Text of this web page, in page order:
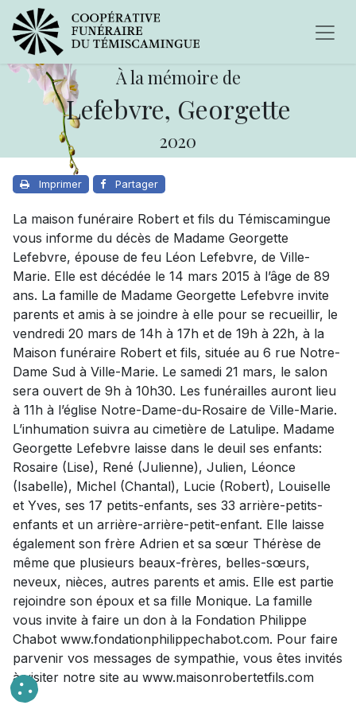
À la mémoire de
Lefebvre, Georgette
2020
Imprimer Partager
La maison funéraire Robert et fils du Témiscamingue
vous informe du décès de Madame Georgette
Lefebvre, épouse de feu Léon Lefebvre, de Ville-
Marie. Elle est décédée le 14 mars 2015 à l’âge de 89
ans. La famille de Madame Georgette Lefebvre invite
parents et amis à se joindre à elle pour se recueillir, le
vendredi 20 mars de 14h à 17h et de 19h à 22h, à la
Maison funéraire Robert et fils, située au 6 rue Notre-
Dame Sud à Ville-Marie. Le samedi 21 mars, le salon
sera ouvert de 9h à 10h30. Les funérailles auront lieu
à 11h à l’église Notre-Dame-du-Rosaire de Ville-Marie.
L’inhumation suivra au cimetière de Latulipe. Madame
Georgette Lefebvre laisse dans le deuil ses enfants:
Rosaire (Lise), René (Julienne), Julien, Léonce
(Isabelle), Michel (Chantal), Lucie (Robert), Louiselle
et Yves, ses 17 petits-enfants, ses 33 arrière-petits-
enfants et un arrière-arrière-petit-enfant. Elle laisse
également son frère Adrien et sa sœur Thérèse de
même que plusieurs beaux-frères, belles-sœurs,
neveux, nièces, autres parents et amis. Elle est partie
rejoindre son époux et sa fille Monique. La famille
vous invite à faire un don à la Fondation Philippe
Chabot www.fondationphilippechabot.com. Pour faire
parvenir vos messages de sympathie, vous êtes invités
à visiter notre site au www.maisonrobertetfils.com